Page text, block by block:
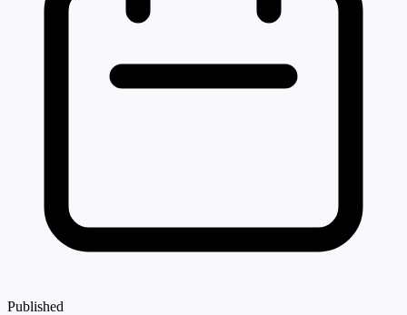
Published